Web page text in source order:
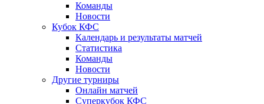
Команды
Новости
Кубок КФС
Календарь и результаты матчей
Статистика
Команды
Новости
Другие турниры
Онлайн матчей
Суперкубок КФС